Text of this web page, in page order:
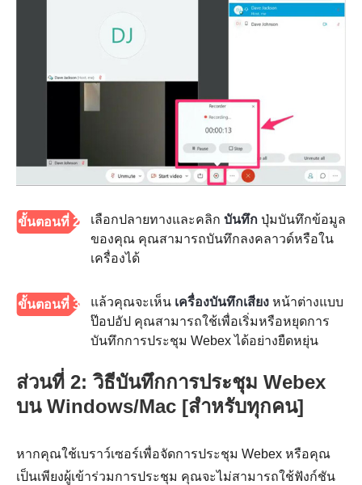
ขั้นตอนที่ 2 เลือกปลายทางและคลิก บันทึก ปุ่มบันทึกข้อมูล
ของคุณ คุณสามารถบันทึกลงคลาวด์หรือใน
เครื่องได้
ขั้นตอนที่ 3 แล้วคุณจะเห็น เครื่องบันทึกเสียง หน้าต่างแบบ
ป๊อปอัป คุณสามารถใช้เพื่อเริ่มหรือหยุดการ
บันทึกการประชุม Webex ได้อย่างยืดหยุ่น
ส่วนที่ 2: วิธีบันทึกการประชุม Webex
บน Windows/Mac [สำหรับทุกคน]
หากคุณใช้เบราว์เซอร์เพื่อจัดการประชุม Webex หรือคุณ
เป็นเพียงผู้เข้าร่วมการประชุม คุณจะไม่สามารถใช้ฟังก์ชัน